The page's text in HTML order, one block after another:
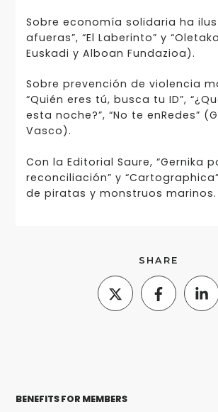
Sobre economía solidaria ha
afueras”, “El Laberinto” y
Euskadi y Alboan Fundazioa).
Sobre prevención de violen­cia
“Quién eres tú, busca tu ID”,
esta noche?”, “No te enRedes”
Vasco).
Con la Editorial Saure, “Gernika
reconciliación” y
de pira­tas y monstruos marinos.
SHARE
BENEFITS FOR MEMBERS